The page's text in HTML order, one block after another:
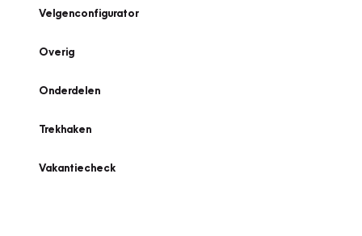
Velgenconfigurator
Overig
Onderdelen
Trekhaken
Vakantiecheck